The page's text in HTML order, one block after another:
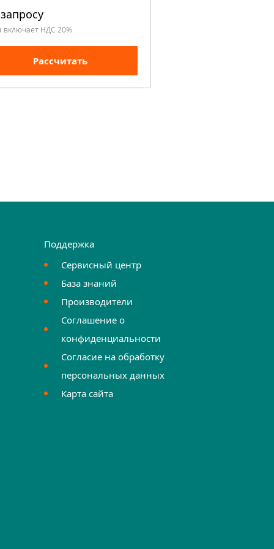
включает НДС 20%
Рассчитать
Поддержка
Сервисный центр
База знаний
Производители
Соглашение о
конфиденциальности
Согласие на обработку
персональных данных
Карта сайта